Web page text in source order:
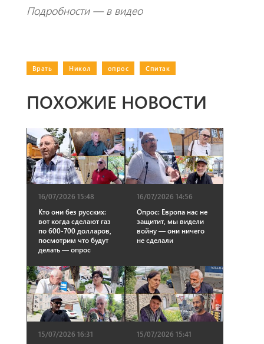
Подробности — в видео
Врать Никол опрос Спитак
ПОХОЖИЕ НОВОСТИ
16/07/2026 15:48
Кто они без русских:
вот когда сделают газ
по 600-700 долларов,
посмотрим что будут
делать — опрос
16/07/2026 14:56
Опрос: Европа нас не
защитит, мы видели
войну — они ничего
не сделали
15/07/2026 16:31
15/07/2026 15:41